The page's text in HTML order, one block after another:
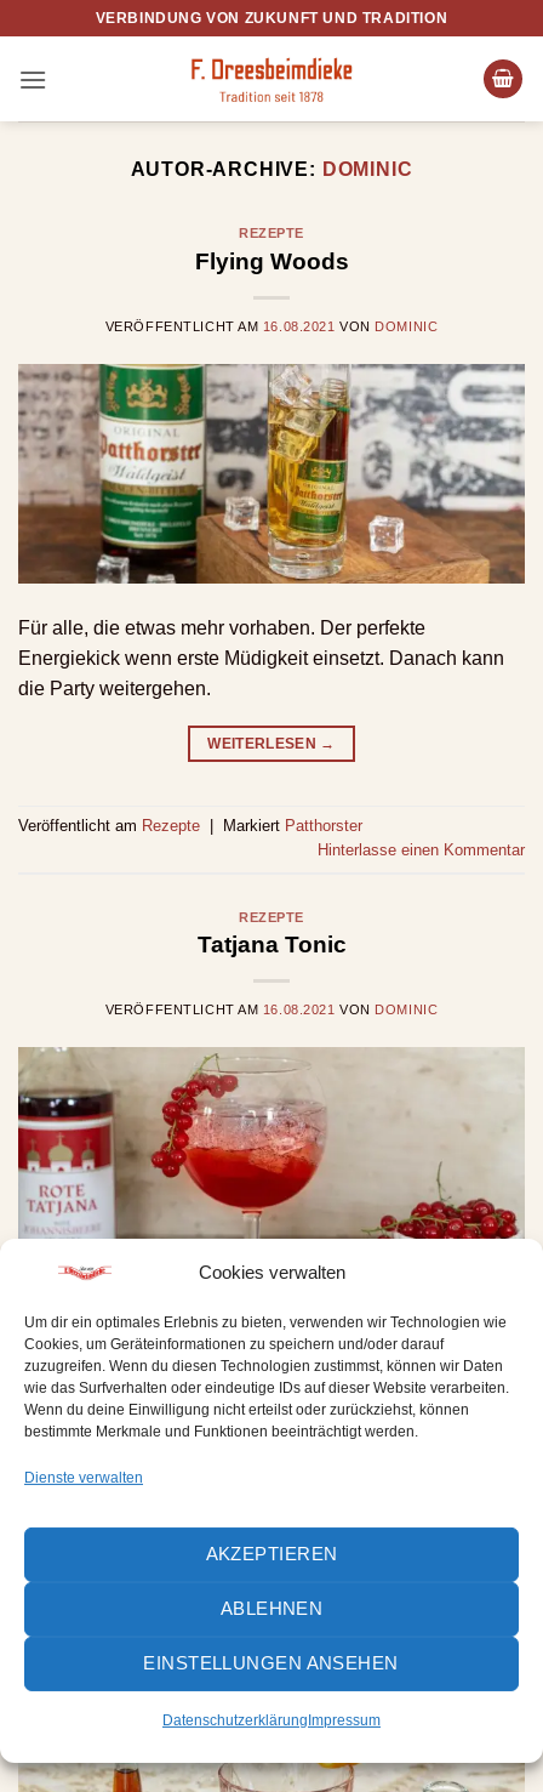
Cookies verwalten
Um dir ein optimales Erlebnis zu bieten, verwenden wir Technologien wie
Cookies, um Geräteinformationen zu speichern und/oder darauf
zuzugreifen. Wenn du diesen Technologien zustimmst, können wir Daten
wie das Surfverhalten oder eindeutige IDs auf dieser Website verarbeiten.
Wenn du deine Einwilligung nicht erteilst oder zurückziehst, können
bestimmte Merkmale und Funktionen beeinträchtigt werden.
Dienste verwalten
AKZEPTIEREN
ABLEHNEN
EINSTELLUNGEN ANSEHEN
DatenschutzerklärungImpressum
springen
VERBINDUNG VON ZUKUNFT UND TRADITION
AUTOR-ARCHIVE: DOMINIC
REZEPTE
Flying Woods
VERÖFFENTLICHT AM 16.08.2021 VON DOMINIC
Für alle, die etwas mehr vorhaben. Der perfekte
Energiekick wenn erste Müdigkeit einsetzt. Danach kann
die Party weitergehen.
WEITERLESEN →
Veröffentlicht am Rezepte Markiert Patthorster
Hinterlasse einen Kommentar
REZEPTE
Tatjana Tonic
VERÖFFENTLICHT AM 16.08.2021 VON DOMINIC
einem herben Tonic ergibt einen erfrischenden
Sommerdrink.
WEITERLESEN→
Hinterlasse einen Kommentar
REZEPTE
VERÖFFENTLICHT AM16.08.2021 VONDOMINIC